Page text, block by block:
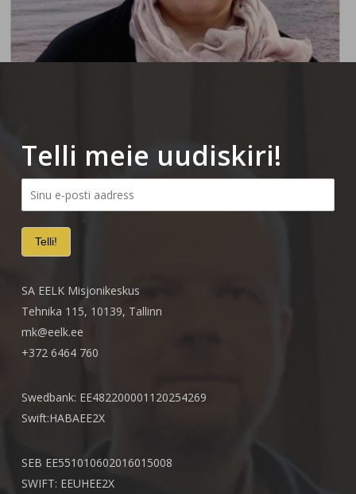
Telli meie uudiskiri!
SA EELK Misjonikeskus
Tehnika 115, 10139, Tallinn
mk@eelk.ee
+372 6464 760
Swedbank: EE482200001120254269
Swift:HABAEE2X
SEB EE551010602016015008
SWIFT: EEUHEE2X